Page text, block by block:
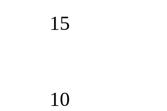
10
15